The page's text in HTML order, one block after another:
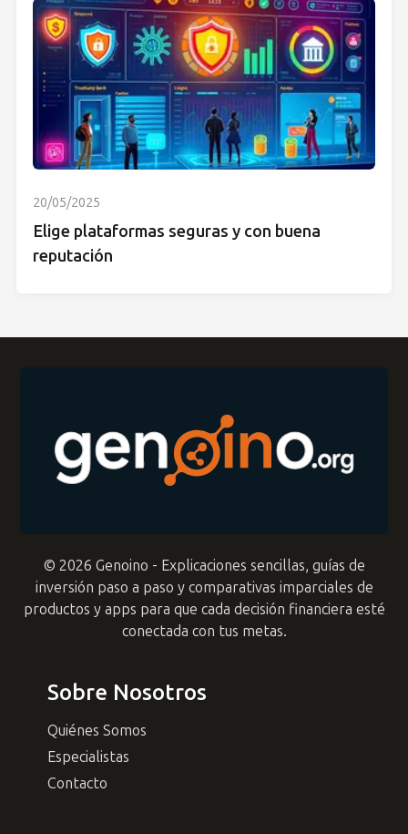
20/05/2025
Elige plataformas seguras y con buena
reputación
© 2026 Genoino - Explicaciones sencillas, guías de
inversión paso a paso y comparativas imparciales de
productos y apps para que cada decisión financiera esté
conectada con tus metas.
Sobre Nosotros
Quiénes Somos
Especialistas
Contacto